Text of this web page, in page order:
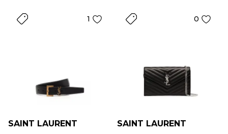
1
SAINT LAURENT
0
SAINT LAURENT